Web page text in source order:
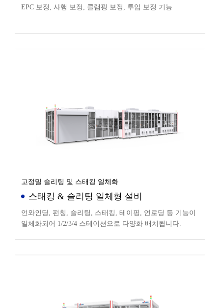
EPC 보정, 사행 보정, 클램핑 보정, 투입 보정 기능
고정밀 슬리팅 및 스태킹 일체화
스태킹 & 슬리팅 일체형 설비
언와인딩, 펀칭, 슬리팅, 스태킹, 테이핑, 언로딩 등 기능이
일체화되어 1/2/3/4 스테이션으로 다양화 배치됩니다.